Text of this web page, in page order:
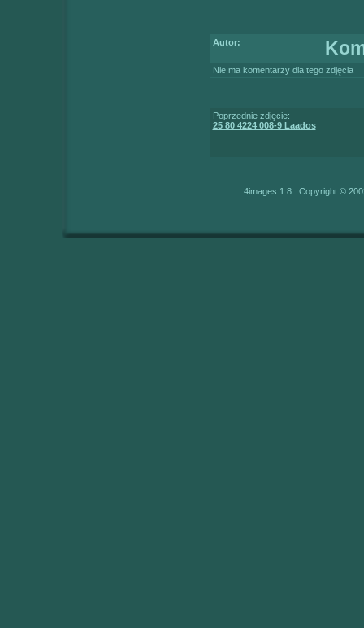
Autor:
Nie ma komentarzy dla tego zdjęcia
Poprzednie zdjęcie:
25 80 4224 008-9 Laados
4images 1.8 Copyright ©